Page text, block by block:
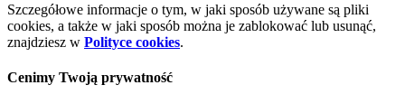
Szczegółowe informacje o tym, w jaki sposób używane są pliki
cookies, a także w jaki sposób można je zablokować lub usunąć,
znajdziesz w Polityce cookies.
Cenimy Twoją prywatność